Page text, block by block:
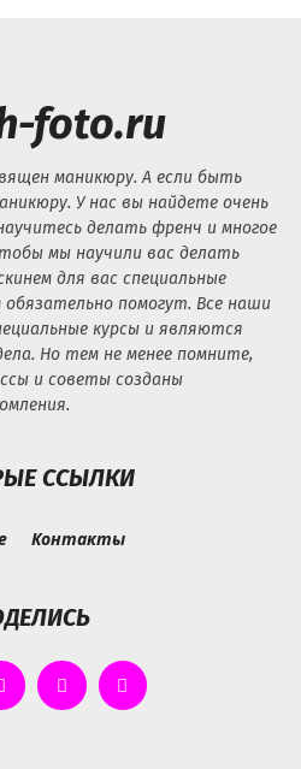
foto.ru
маникюру. А если быть
У нас вы найдете очень
делать френч и многое
мы научили вас делать
для вас специальные
помогут. Все наши
курсы и являются
Но тем не менее помните,
и советы созданы
ССЫЛКИ
Контакты